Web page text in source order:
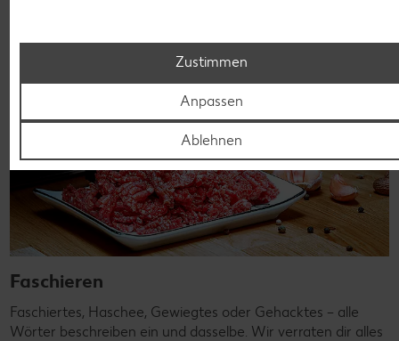
Faschieren
Faschiertes, Haschee, Gewiegtes oder Gehacktes – alle
Wörter beschreiben ein und dasselbe. Wir verraten dir alles
Zustimmen
Anpassen
Ablehnen